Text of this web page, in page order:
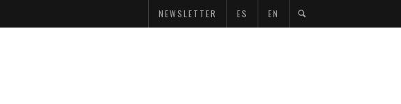
NEWSLETTER ES EN